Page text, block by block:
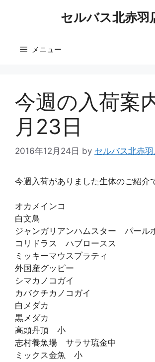
セルバス北赤羽
メニュー
今週の入荷
月23日
2016年12月24日 by セルバス北赤
今週入荷がありました生体のご紹介
オカメインコ
白文鳥
ジャンガリアンハムスター パール
コリドラス ハブロースス
ミッキーマウスプラティ
外国産グッピー
シマカノコガイ
カバクチカノコガイ
白メダカ
黒メダカ
高頭丹頂 小
志村養魚場 サラサ琉金中
ミックス金魚 小